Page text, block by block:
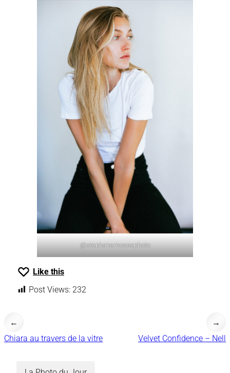
@stephanemossephoto
Like this
Post Views: 232
←
Chiara au travers de la vitre
Velvet Confidence – Nell
→